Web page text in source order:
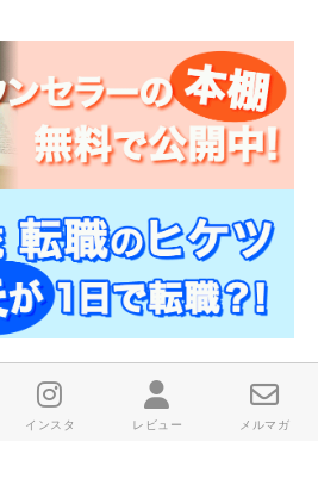
インスタ レビュー メルマガ